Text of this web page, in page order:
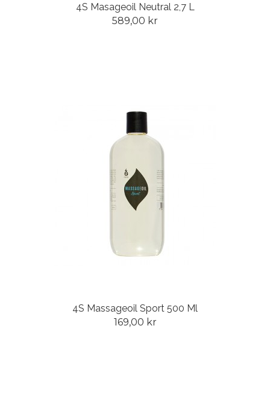
4S Masageoil Neutral 2,7 L
589,00 kr
4S Massageoil Sport 500 Ml
169,00 kr